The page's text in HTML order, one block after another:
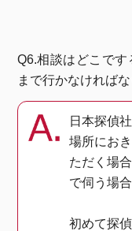
Q6.相談はどこで
まで行かなければ
日本探偵
場所にお
ただく場
で伺う場
初めて探